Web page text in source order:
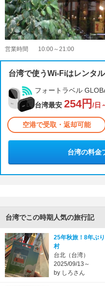
営業時間 10:00～21:00
台湾で使うWi-Fiはレンタ
フォートラベル
台湾最安 254円 /日
空港で受取・返却可能
台湾の料金
台湾でこの時期人気の旅行記
25年秋旅！8年ぶ
村
台北（台湾）
2025/09/13～
by しろさん